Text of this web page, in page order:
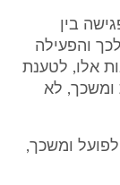
לפגישה בין
והפעילה
אלו, לטענת
ומשכך, לא
ומשכך,